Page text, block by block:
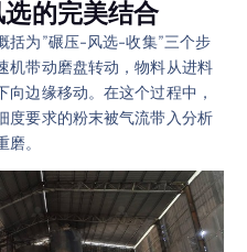
的完美结合
括为”碾压-风选-收集”三个步
机带动磨盘转动，物料从进料
边缘移动。在这个过程中，
度要求的粉末被气流带入分析
。